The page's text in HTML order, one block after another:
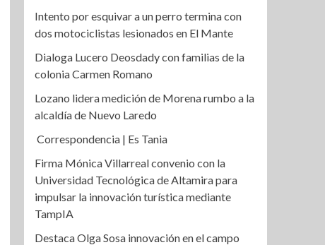
Intento por esquivar a un perro termina con
dos motociclistas lesionados en El Mante
Dialoga Lucero Deosdady con familias de la
colonia Carmen Romano
Lozano lidera medición de Morena rumbo a la
alcaldía de Nuevo Laredo
Correspondencia | Es Tania
Firma Mónica Villarreal convenio con la
Universidad Tecnológica de Altamira para
impulsar la innovación turística mediante
TampIA
Destaca Olga Sosa innovación en el campo